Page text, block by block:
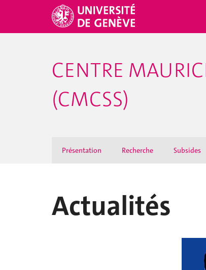
CENTRE
(CMCSS)
Présentation Recherche Subsides
Actualités